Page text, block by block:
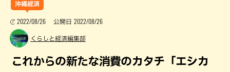
沖縄経済
2022/08/26 公開日 2022/08/26
くらしと経済編集部
これからの新たな消費のカタチ「エシカ